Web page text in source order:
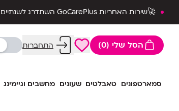
🚀שירות האחריות GoCarePlus השתדרג לשנתיים
שלמות🛡️
הסל שלי (0) התחברות
סמארטפונים טאבלטים שעונים מחשבים וגיימינג